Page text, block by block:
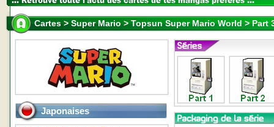
Cartes > Super Mario > Topsun Super Mario World > Part
Japonaises